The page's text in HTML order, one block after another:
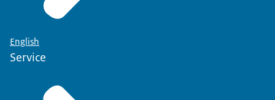
English
Service